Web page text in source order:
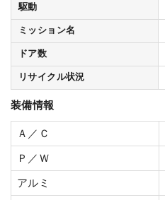
駆動
ミッション名
ドア数
リサイクル状況
装備情報
Ａ／Ｃ
Ｐ／Ｗ
アルミ